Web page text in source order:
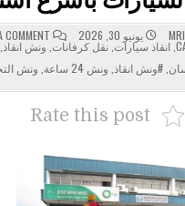
يونيو 30, 2026 COMMENT
,انقاذ سيارات ,نقل كرفانات ونش انقاذ
,#ونش انقاذ ونش 24 ساعة ونش
Rate this post